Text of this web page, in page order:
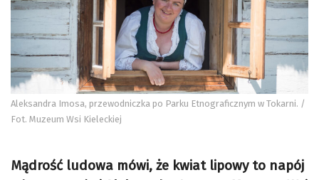
Aleksandra Imosa, przewodniczka po Parku Etnograficznym w Tokarni. /
Fot. Muzeum Wsi Kieleckiej
Mądrość ludowa mówi, że kwiat lipowy to napój